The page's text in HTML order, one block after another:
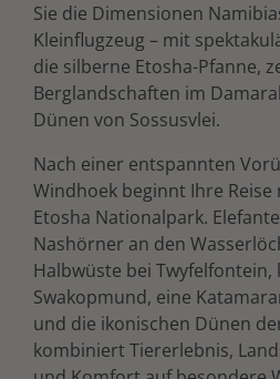
Sie die Dimensionen
Kleinflugzeug – mit
die silberne Etosha-Pfanne,
Berglandschaften im
Dünen von Sossusvlei.
Nach einer entspannten
Windhoek beginnt Ihre Reise
Etosha Nationalpark.
Nashörner an den
Halbwüste bei
Swakopmund, eine
und die ikonischen Dünen
kombiniert Tiererlebnis,